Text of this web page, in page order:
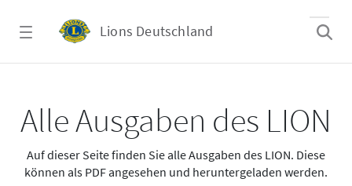
Lions Deutschland
Alle Ausgaben des LION
Auf dieser Seite finden Sie alle Ausgaben des LION. Diese
können als PDF angesehen und heruntergeladen werden.